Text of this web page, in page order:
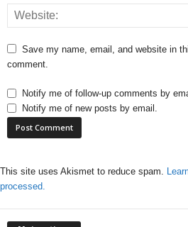
Save my name, email, and website in
comment.
Notify me of follow-up comments by
Notify me of new posts by email.
This site uses Akismet to reduce spam.
processed.